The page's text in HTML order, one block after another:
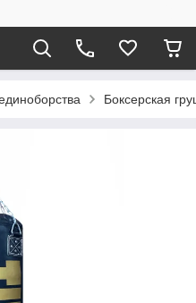
Боксерская